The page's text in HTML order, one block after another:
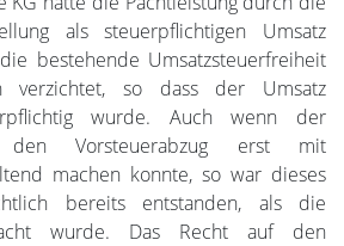
als steuerpflichtigen Umsatz
bestehende Umsatzsteuerfreiheit
verzichtet, so dass der Umsatz
wurde. Auch wenn der
den Vorsteuerabzug erst mit
machen konnte, so war dieses
bereits entstanden, als die
wurde. Das Recht auf den